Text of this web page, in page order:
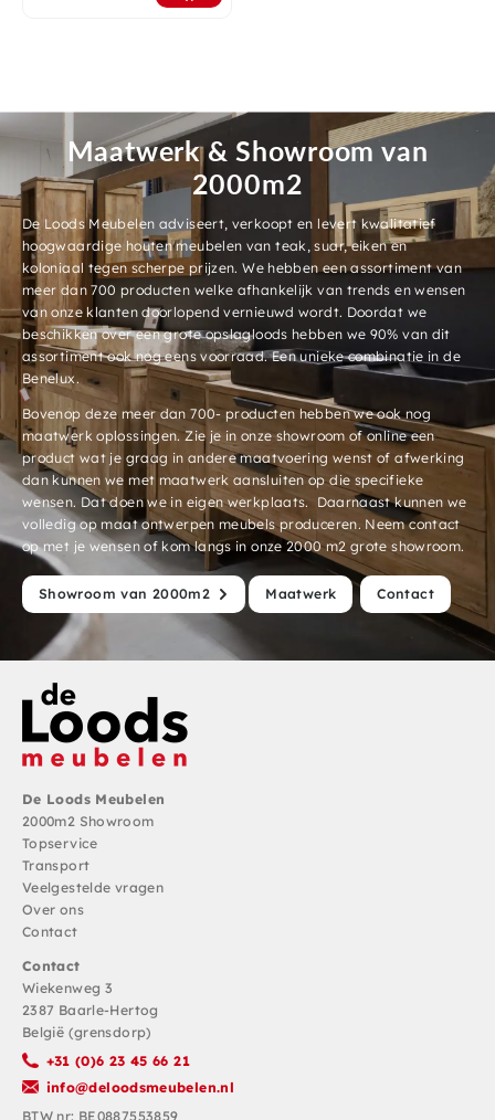
Maatwerk & Showroom van
2000m2
De Loods Meubelen adviseert, verkoopt en levert kwalitatief
hoogwaardige houten meubelen van teak, suar, eiken en
koloniaal tegen scherpe prijzen. We hebben een assortiment van
meer dan 700 producten welke afhankelijk van trends en wensen
van onze klanten doorlopend vernieuwd wordt. Doordat we
beschikken over een grote opslagloods hebben we 90% van dit
assortiment ook nog eens voorraad. Een unieke combinatie in de
Benelux.
Bovenop deze meer dan 700- producten hebben we ook nog
maatwerk oplossingen. Zie je in onze showroom of online een
product wat je graag in andere maatvoering wenst of afwerking
dan kunnen we met maatwerk aansluiten op die specifieke
wensen. Dat doen we in eigen werkplaats. Daarnaast kunnen we
volledig op maat ontwerpen meubels produceren. Neem contact
op met je wensen of kom langs in onze 2000 m2 grote showroom.
Showroom van 2000m2 Maatwerk Contact
De Loods Meubelen
2000m2 Showroom
Topservice
Transport
Veelgestelde vragen
Over ons
Contact
Contact
Wiekenweg 3
2387 Baarle-Hertog
België (grensdorp)
+31 (0)6 23 45 66 21
info@deloodsmeubelen.nl
BTW nr: BE0887553859